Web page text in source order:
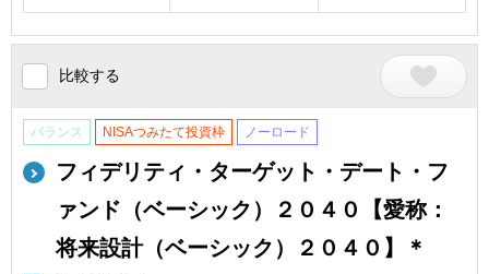
比較する
バランス NISAつみたて投資枠 ノーロード
フィデリティ・ターゲット・デート・フ
ァンド（ベーシック）２０４０【愛称：
将来設計（ベーシック）２０４０】＊